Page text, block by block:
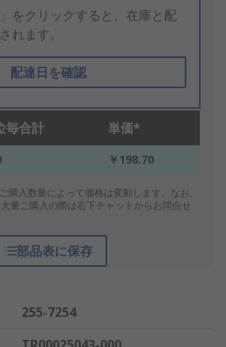
をクリックすると、在庫と配
れます。
配達日を確認
毎合計 単価*
￥198.70
購入数量によって価格は変動します。なお、
量ご購入の際は右下チャットからお問合せ
部品表に保存
255-7254